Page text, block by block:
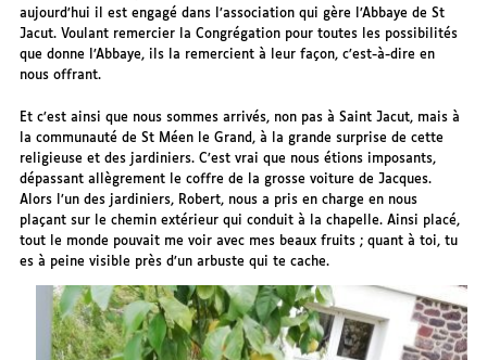
aujourd’hui il est engagé dans l’association qui gère l’Abbaye de St
Jacut. Voulant remercier la Congrégation pour toutes les possibilités
que donne l’Abbaye, ils la remercient à leur façon, c’est-à-dire en
nous offrant.
Et c’est ainsi que nous sommes arrivés, non pas à Saint Jacut, mais à
la communauté de St Méen le Grand, à la grande surprise de cette
religieuse et des jardiniers. C’est vrai que nous étions imposants,
dépassant allègrement le coffre de la grosse voiture de Jacques.
Alors l’un des jardiniers, Robert, nous a pris en charge en nous
plaçant sur le chemin extérieur qui conduit à la chapelle. Ainsi placé,
tout le monde pouvait me voir avec mes beaux fruits ; quant à toi, tu
es à peine visible près d’un arbuste qui te cache.